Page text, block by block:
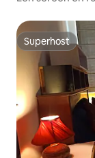
Superhost
Superhost